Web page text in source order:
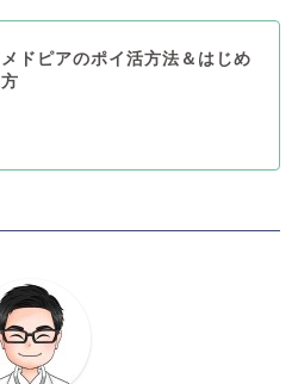
メドピアのポイ活方法＆はじめ
方